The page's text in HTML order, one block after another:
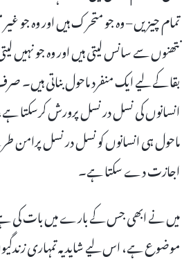
تمام چیزیں – وہ جو متحرک ہیں اور وہ جو
نتھنوں سے سانس لیتی ہیں اور وہ جو نہیں
بقا کے لیے ایک منفرد ماحول بناتی ہیں۔
انسانوں کی نسل در نسل پرورش کرسکتا
ماحول ہی انسانوں کو نسل در نسل پرامن
اجازت دے سکتا ہے۔
میں نے ابھی جس کے بارے میں بات کی
موضوع ہے، اس لیے شاید یہ تمہاری